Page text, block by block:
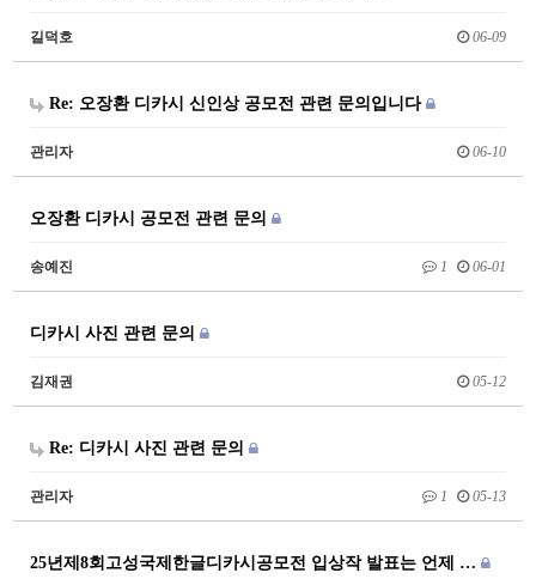
길덕호 06-09
Re: 오장환 디카시 신인상 공모전 관련 문의입니다
관리자 06-10
오장환 디카시 공모전 관련 문의
송예진 1 06-01
디카시 사진 관련 문의
김재권 05-12
Re: 디카시 사진 관련 문의
관리자 1 05-13
25년제8회고성국제한글디카시공모전 입상작 발표는 언제 …